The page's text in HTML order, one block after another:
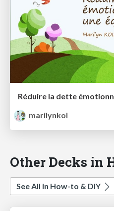
marilynkol
Other Decks in
See All in How-to & DIY